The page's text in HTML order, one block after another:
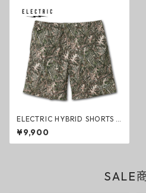
ELECTRIC HYBRID SHORTS 7i
nch TREE CAMO ハイブリッ
トショーツ ツリーカモ エレク
トリック ハーフパンツ ファッ
¥9,900
SALE